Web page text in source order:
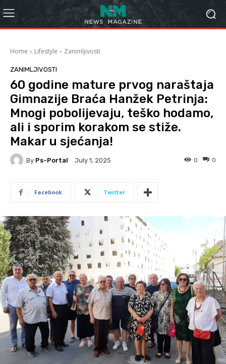
Home Lifestyle Zanimljivosti
ZANIMLJIVOSTI
60 godine mature prvog naraštaja
Gimnazije Braća Hanžek Petrinja:
Mnogi pobolijevaju, teško hodamo,
ali i sporim korakom se stiže.
Makar u sjećanja!
By Ps-Portal July 1, 2025 0
0
Facebook Twitter